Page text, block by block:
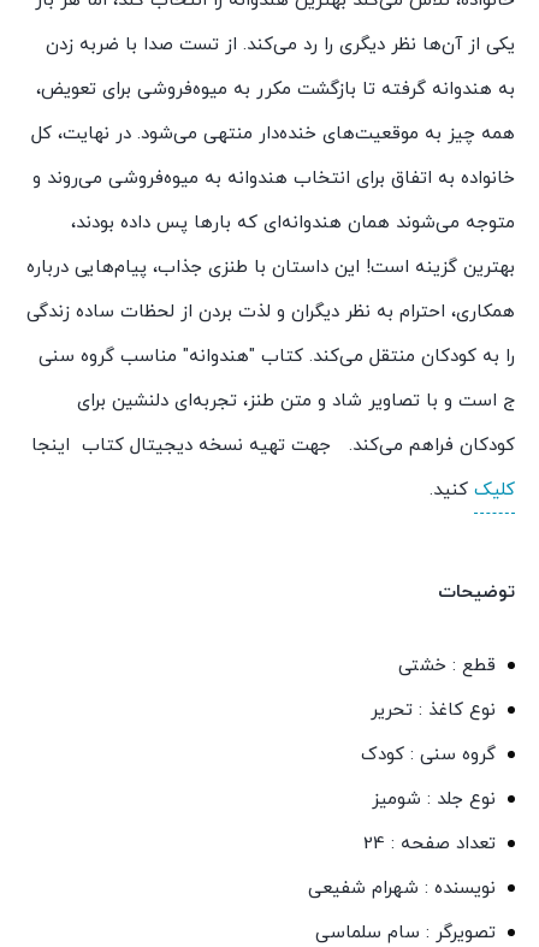
یکی از آن‌ها نظر دیگری را رد می‌کند. از تست صدا با ضربه زدن
به هندوانه گرفته تا بازگشت مکرر به میوه‌فروشی برای تعویض،
همه چیز به موقعیت‌های خنده‌دار منتهی می‌شود. در نهایت، کل
خانواده به اتفاق برای انتخاب هندوانه به میوه‌فروشی می‌روند و
متوجه می‌شوند همان هندوانه‌ای که بارها پس داده بودند،
بهترین گزینه است! این داستان با طنزی جذاب، پیام‌هایی درباره
همکاری، احترام به نظر دیگران و لذت بردن از لحظات ساده زندگی
را به کودکان منتقل می‌کند. کتاب "هندوانه" مناسب گروه سنی
ج است و با تصاویر شاد و متن طنز، تجربه‌ای دلنشین برای
کودکان فراهم می‌کند. جهت تهیه نسخه دیجیتال کتاب اینجا
کلیک کنید.
توضیحات
قطع : خشتی
نوع کاغذ : تحریر
گروه سنی : کودک
نوع جلد : شومیز
تعداد صفحه : 24
نویسنده : شهرام شفیعی
تصویرگر : سام سلماسی